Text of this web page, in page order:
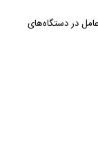
در دستگاه‌های